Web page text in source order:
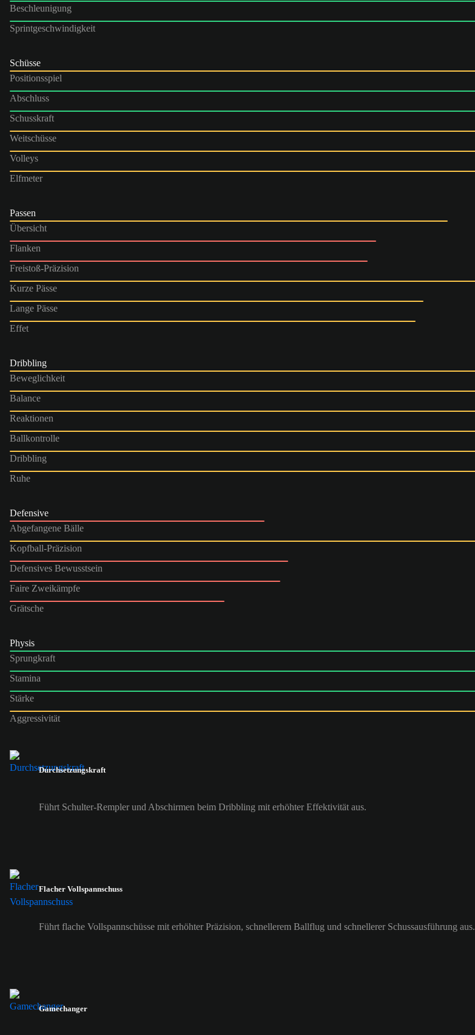
Beschleunigung
Sprintgeschwindigkeit
Schüsse
Positionsspiel
Abschluss
Schusskraft
Weitschüsse
Volleys
Elfmeter
Passen
Übersicht
Flanken
Freistoß-Präzision
Kurze Pässe
Lange Pässe
Effet
Dribbling
Beweglichkeit
Balance
Reaktionen
Ballkontrolle
Dribbling
Ruhe
Defensive
Abgefangene Bälle
Kopfball-Präzision
Defensives Bewusstsein
Faire Zweikämpfe
Grätsche
Physis
Sprungkraft
Stamina
Stärke
Aggressivität
Durchsetzungskraft
Führt Schulter-Rempler und Abschirmen beim Dribbling mit erhöhter Effektivität aus.
Flacher Vollspannschuss
Führt flache Vollspannschüsse mit erhöhter Präzision, schnellerem Ballflug und schnellerer Schussausführung aus.
Gamechanger